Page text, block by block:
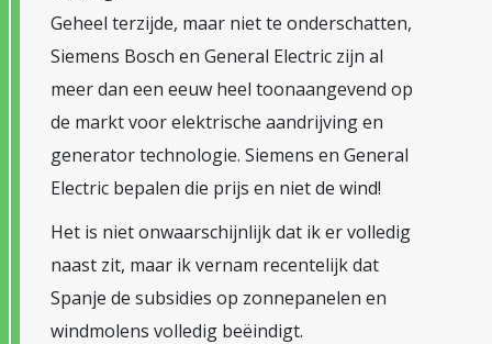
Geheel terzijde, maar niet te onderschatten,
Siemens Bosch en General Electric zijn al
meer dan een eeuw heel toonaangevend op
de markt voor elektrische aandrijving en
generator technologie. Siemens en General
Electric bepalen die prijs en niet de wind!
Het is niet onwaarschijnlijk dat ik er volledig
naast zit, maar ik vernam recentelijk dat
Spanje de subsidies op zonnepanelen en
windmolens volledig beëindigt.